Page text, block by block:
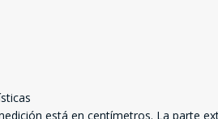
está en centímetros. La parte